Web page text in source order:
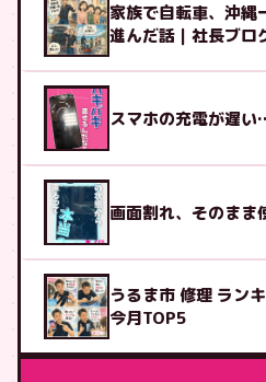
家族で自転車、沖縄
進んだ話｜社長ブロ
スマホの充電が遅い
画面割れ、そのまま
うるま市 修理 ラン
今月TOP5